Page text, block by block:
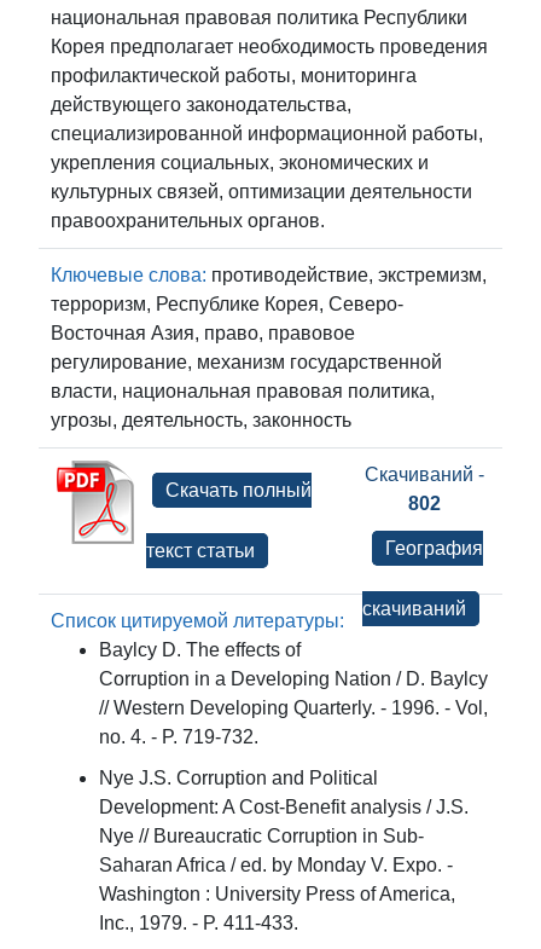
национальная правовая политика Республики
Корея предполагает необходимость проведения
профилактической работы, мониторинга
действующего законодательства,
специализированной информационной работы,
укрепления социальных, экономических и
культурных связей, оптимизации деятельности
правоохранительных органов.
Ключевые слова: противодействие, экстремизм,
терроризм, Республике Корея, Северо-
Восточная Азия, право, правовое
регулирование, механизм государственной
власти, национальная правовая политика,
угрозы, деятельность, законность
Скачиваний -
802
География
скачиваний
Скачать полный
текст статьи
Список цитируемой литературы:
Baylcy D. The effects of
Corruption in a Developing Nation / D. Baylcy
// Western Developing Quarterly. - 1996. - Vol,
no. 4. - P. 719-732.
Nye J.S. Corruption and Political
Development: A Cost-Benefit analysis / J.S.
Nye // Bureaucratic Corruption in Sub-
Saharan Africa / ed. by Monday V. Expo. -
Washington : University Press of America,
Inc., 1979. - P. 411-433.